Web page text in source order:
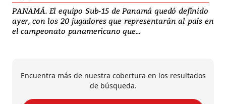
PANAMÁ. El equipo Sub-15 de Panamá quedó definido
ayer, con los 20 jugadores que representarán al país en
el campeonato panamericano que...
Encuentra más de nuestra cobertura en los resultados
de búsqueda.